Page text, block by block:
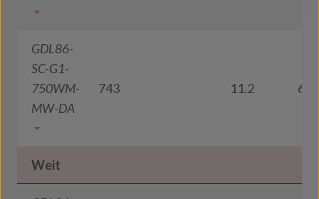
GDL86-
SC-G1-
750WM-
MW-DA
743 11.2 66
Weit